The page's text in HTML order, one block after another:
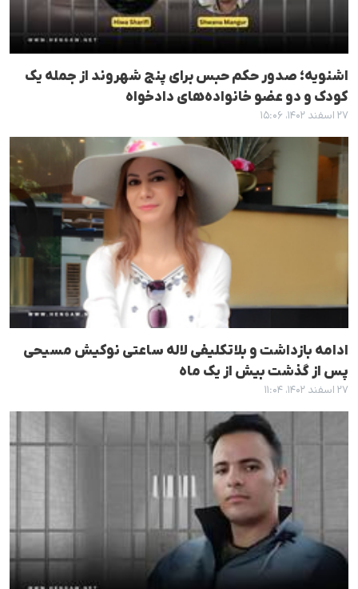
اشنویه؛ صدور حکم حبس برای پنج شهروند از جمله یک
کودک و دو عضو خانواده‌های دادخواه
۲۷ اسفند ۱۴۰۲، ۱۵:۰۶
ادامه بازداشت و بلاتکلیفی لاله ساعتی نوکیش مسیحی
پس از گذشت بیش از یک ماه
۲۷ اسفند ۱۴۰۲، ۱۱:۰۴